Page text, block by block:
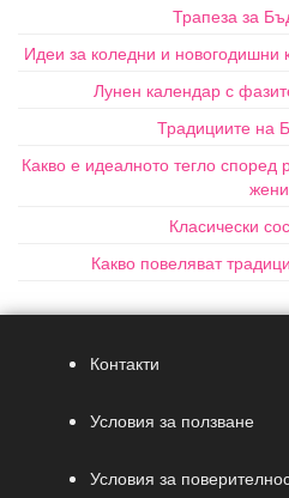
Трапеза за
Идеи за коледни и новогодишни
Лунен календар с
Традициите на
Какво е идеалното тегло
жени
Класически
Какво повеляват
Контакти
Условия за ползване
Условия за